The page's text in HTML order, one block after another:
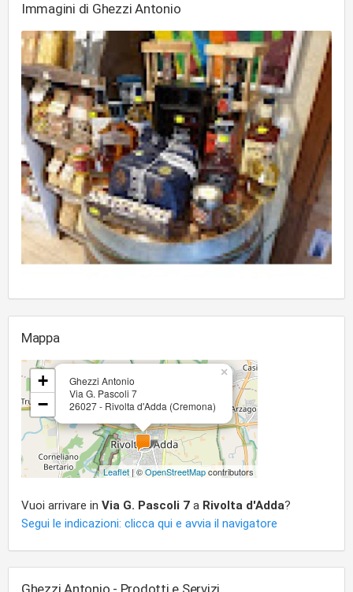
Immagini di Ghezzi Antonio
Mappa
Ghezzi Antonio
Via G. Pascoli 7
26027 - Rivolta d'Adda (Cremona)
×
+
−
Leaflet | ©OpenStreetMapcontributors
Vuoi arrivare in Via G. Pascoli 7 a Rivolta d'Adda?
Segui le indicazioni: clicca qui e avvia il navigatore